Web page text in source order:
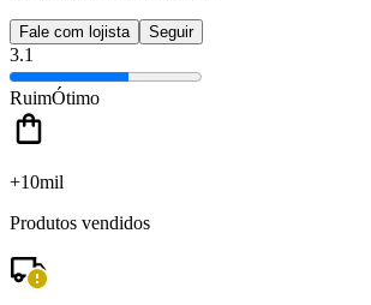
Fale com lojista Seguir
3.1
RuimÓtimo
+10mil
Produtos vendidos